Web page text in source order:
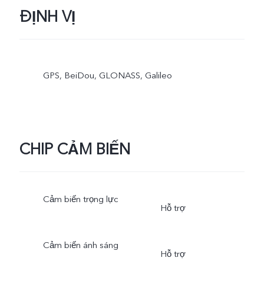
ĐỊNH VỊ
GPS, BeiDou, GLONASS, Galileo
CHIP CẢM BIẾN
Cảm biến trọng lực
Hỗ trợ
Cảm biến ánh sáng
Hỗ trợ